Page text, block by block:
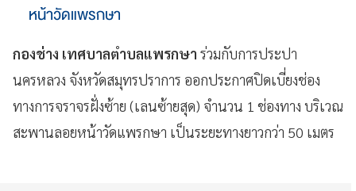
หน้าวัดแพรกษา
กองช่าง เทศบาลตำบลแพรกษา ร่วมกับการประปา
นครหลวง จังหวัดสมุทรปราการ ออกประกาศปิดเบี่ยงช่อง
ทางการจราจรฝั่งซ้าย (เลนซ้ายสุด) จำนวน 1 ช่องทาง บริเวณ
สะพานลอยหน้าวัดแพรกษา เป็นระยะทางยาวกว่า 50 เมตร